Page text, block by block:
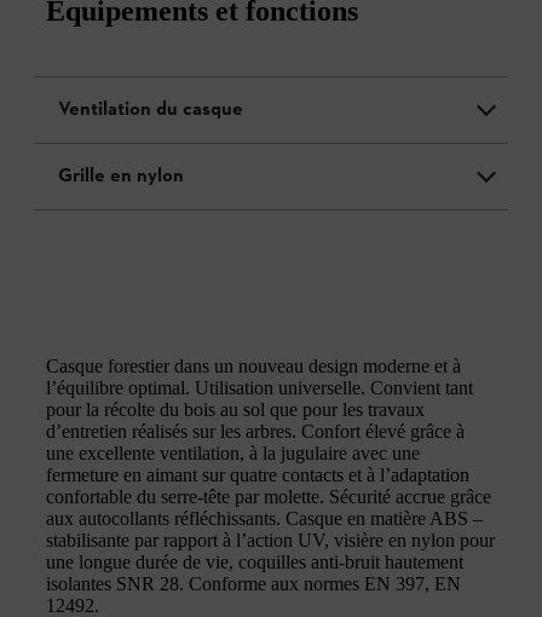
Équipements et fonctions
Ventilation du casque
Grille en nylon
Casque forestier dans un nouveau design moderne et à
l’équilibre optimal. Utilisation universelle. Convient tant
pour la récolte du bois au sol que pour les travaux
d’entretien réalisés sur les arbres. Confort élevé grâce à
une excellente ventilation, à la jugulaire avec une
fermeture en aimant sur quatre contacts et à l’adaptation
confortable du serre-tête par molette. Sécurité accrue grâce
aux autocollants réfléchissants. Casque en matière ABS –
stabilisante par rapport à l’action UV, visière en nylon pour
une longue durée de vie, coquilles anti-bruit hautement
isolantes SNR 28. Conforme aux normes EN 397, EN
12492.